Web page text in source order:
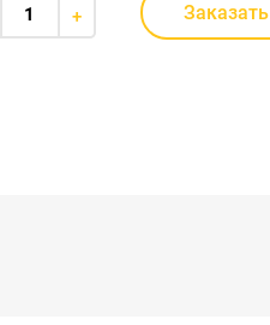
+ Заказать